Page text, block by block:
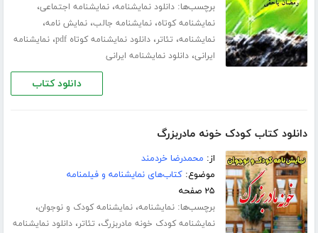
برچسب‌ها:دانلود نمایشنامه،نمایشنامه اجتماعی،
نمایشنامه کوتاه،نمایشنامه جالب،نمایش نامه،
نمایشنامه، تئاتر،دانلود نمایشنامه کوتاه pdf ،نمایشنامه
ایرانی،دانلود نمایشنامه ایرانی
دانلود کتاب
دانلود کتاب کودک خونه مادربزرگ
از: محمدرضا خردمند
موضوع:کتاب‌های نمایشنامه و فیلمنامه
۲۵ صفحه
برچسب‌ها:نمایشنامه،نمایشنامه کودک و نوجوان،
نمایشنامه کودک خونه مادربزرگ، تئاتر،دانلود نمایشنامه